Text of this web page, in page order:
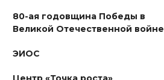
80-ая годовщина Победы в
Великой Отечественной войне
ЭИОС